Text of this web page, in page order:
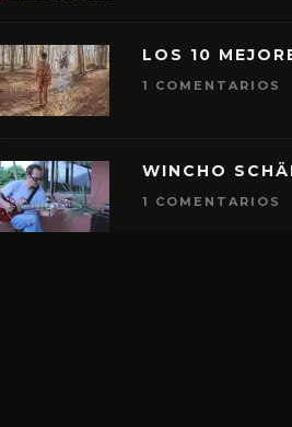
LOS 10
1 COMENTARIOS
WINCHO
1 COMENTARIOS